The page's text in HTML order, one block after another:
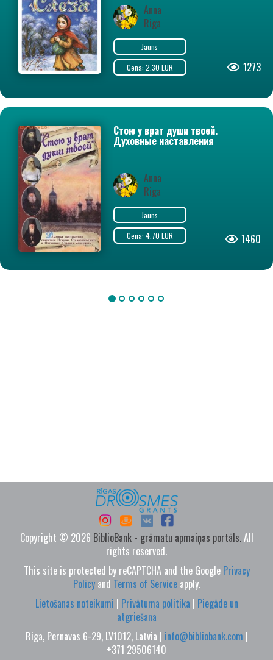
Anna
Riga
Jauns
Cena: 2.30 EUR
1273
Стою у врат души твоей.
Духовные наставления
святителя Игнатия
Старцев монахиням
Anna
Riga
Jauns
Cena: 4.70 EUR
1460
Copyright © 2026 BiblioBank - grāmatu apmaiņas portāls.All
rights reserved.
This site is protected by reCAPTCHA and the Google Privacy
Policyand Terms of Serviceapply.
Lietošanas noteikumi | Privātuma politika | Piegāde un
atgriešana
Riga, Pernavas 6-29, LV1012, Latvia | info@bibliobank.com |
+371 29506140